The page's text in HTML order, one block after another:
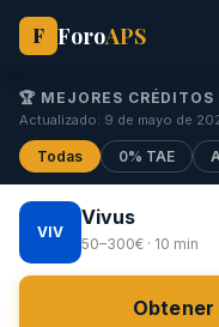
F ForoAPS
🏆 MEJORES
Actualizado: 9 de mayo de
Todas 0% TAE
VIV
Vivus
50–300€ · 10 min